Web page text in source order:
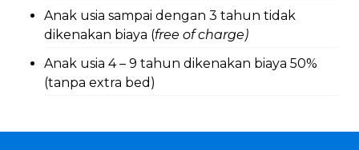
Anak usia sampai dengan 3 tahun tidak
dikenakan biaya (free of charge)
Anak usia 4 – 9 tahun dikenakan biaya 50%
(tanpa extra bed)